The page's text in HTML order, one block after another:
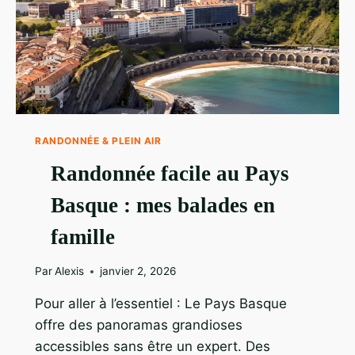
RANDONNÉE & PLEIN AIR
Randonnée facile au Pays
Basque : mes balades en
famille
ParAlexis janvier 2, 2026
Pour aller à l’essentiel : Le Pays Basque
offre des panoramas grandioses
accessibles sans être un expert. Des